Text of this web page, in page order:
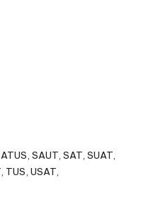
SAUT, SAT, SUAT,
TUS, USAT,